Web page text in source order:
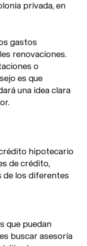
privada, en
gastos
renovaciones.
o
es que
una idea clara
hipotecario
de crédito,
de los diferentes
que puedan
buscar asesoría